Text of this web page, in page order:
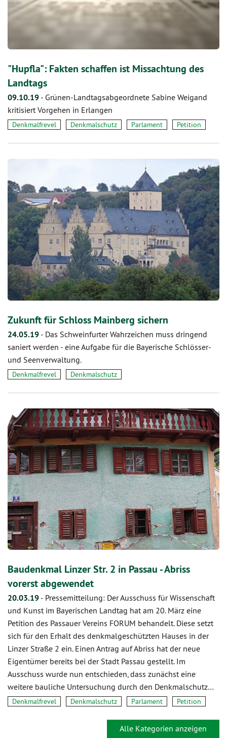
"Hupfla": Fakten schaffen ist Missachtung des
Landtags
09.10.19 - Grünen-Landtagsabgeordnete Sabine Weigand
kritisiert Vorgehen in Erlangen
Denkmalfrevel Denkmalschutz Parlament Petition
Zukunft für Schloss Mainberg sichern
24.05.19 - Das Schweinfurter Wahrzeichen muss dringend
saniert werden - eine Aufgabe für die Bayerische Schlösser-
und Seenverwaltung.
Denkmalfrevel Denkmalschutz
Baudenkmal Linzer Str. 2 in Passau - Abriss
vorerst abgewendet
20.03.19 - Pressemitteilung: Der Ausschuss für Wissenschaft
und Kunst im Bayerischen Landtag hat am 20. März eine
Petition des Passauer Vereins FORUM behandelt. Diese setzt
sich für den Erhalt des denkmalgeschützten Hauses in der
Linzer Straße 2 ein. Einen Antrag auf Abriss hat der neue
Eigentümer bereits bei der Stadt Passau gestellt. Im
Ausschuss wurde nun entschieden, dass zunächst eine
weitere bauliche Untersuchung durch den Denkmalschutz…
Denkmalfrevel Denkmalschutz Parlament Petition
Alle Kategorien anzeigen